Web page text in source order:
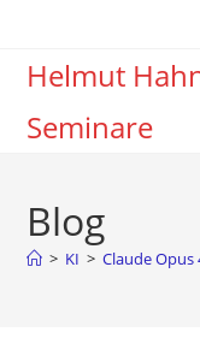
springenHelmut
Seminare
Blog
> KI > Claude